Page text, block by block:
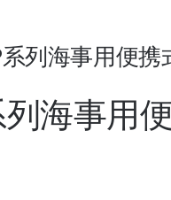
列海事用便携
海事用